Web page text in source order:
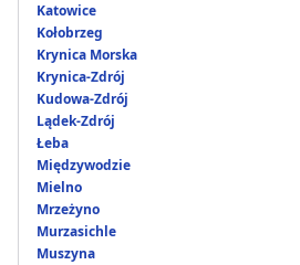
Katowice
Kołobrzeg
Krynica Morska
Krynica-Zdrój
Kudowa-Zdrój
Lądek-Zdrój
Łeba
Międzywodzie
Mielno
Mrzeżyno
Murzasichle
Muszyna